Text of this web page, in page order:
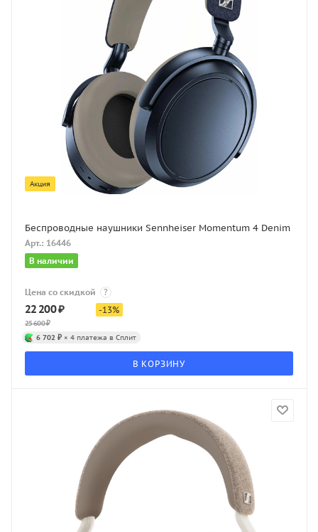
Акция
Беспроводные наушники Sennheiser Momentum 4 Denim
Арт.: 16446
В наличии
Цена со скидкой ?
22 200₽
25 600₽
-13%
6 702 ₽ × 4 платежа в Сплит
В КОРЗИНУ